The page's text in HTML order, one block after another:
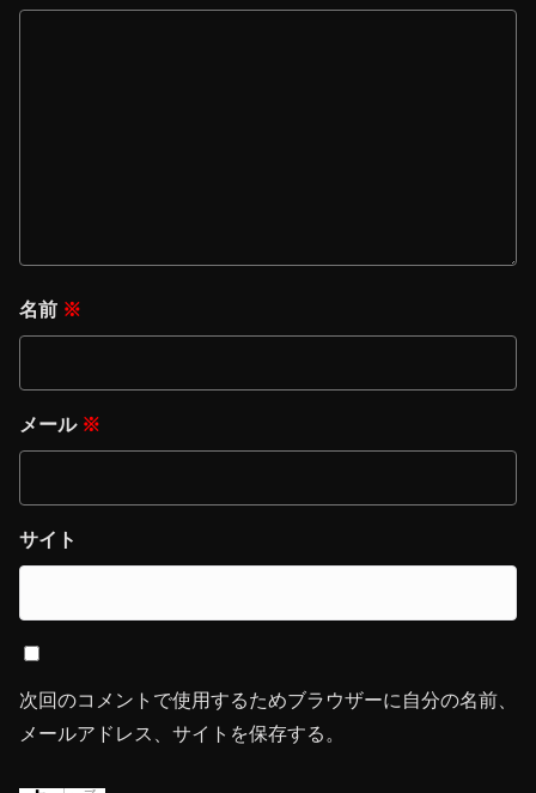
名前 ※
メール ※
サイト
次回のコメントで使用するためブラウザーに自分の名前、
メールアドレス、サイトを保存する。